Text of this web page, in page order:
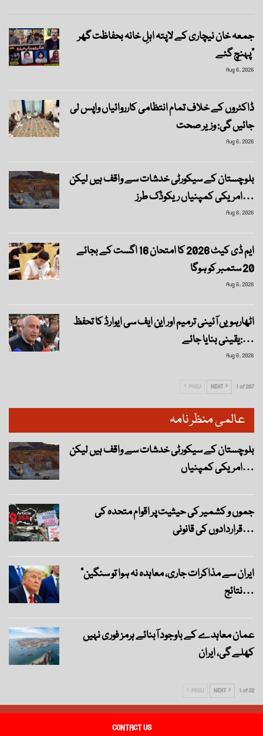
جمعہ خان نیچاری کے لاپتہ اہلِ خانہ بحفاظت گھر
پہنچ گئے”
Aug 6, 2026
ڈاکٹروں کے خلاف تمام انتظامی کارروائیاں واپس لی
جائیں گی: وزیر صحت
Aug 6, 2026
بلوچستان کے سیکورٹی خدشات سے واقف ہیں لیکن
امریکی کمپنیاں ریکوڈک طرز…
Aug 6, 2026
ایم ڈی کیٹ 2026 کا امتحان 16 اگست کے بجائے
20 ستمبر کو ہوگا
Aug 6, 2026
اٹھارہویں آئینی ترمیم اور این ایف سی ایوارڈ کا تحفظ
یقینی بنایا جائے:…
Aug 6, 2026
PREV NEXT 1 of 207
عالمی منظر نامہ
بلوچستان کے سیکورٹی خدشات سے واقف ہیں لیکن
امریکی کمپنیاں…
جموں و کشمیر کی حیثیت پر اقوام متحدہ کی
قراردادوں کی قانونی…
“ایران سے مذاکرات جاری، معاہدہ نہ ہوا تو سنگین
نتائج…
عمان معاہدے کے باوجود آبنائے ہرمز فوری نہیں
کھلے گی، ایران
PREV NEXT 1 of 32
CONTACT US